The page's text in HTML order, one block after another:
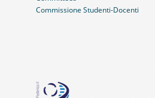
Commissione Studenti-Docenti